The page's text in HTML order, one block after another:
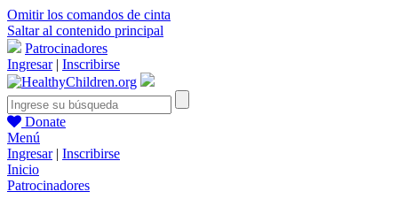
Omitir los comandos de cinta
Saltar al contenido principal
Patrocinadores
Ingresar| Inscribirse
Donate
Menú
Ingresar| Inscribirse
Inicio
Patrocinadores